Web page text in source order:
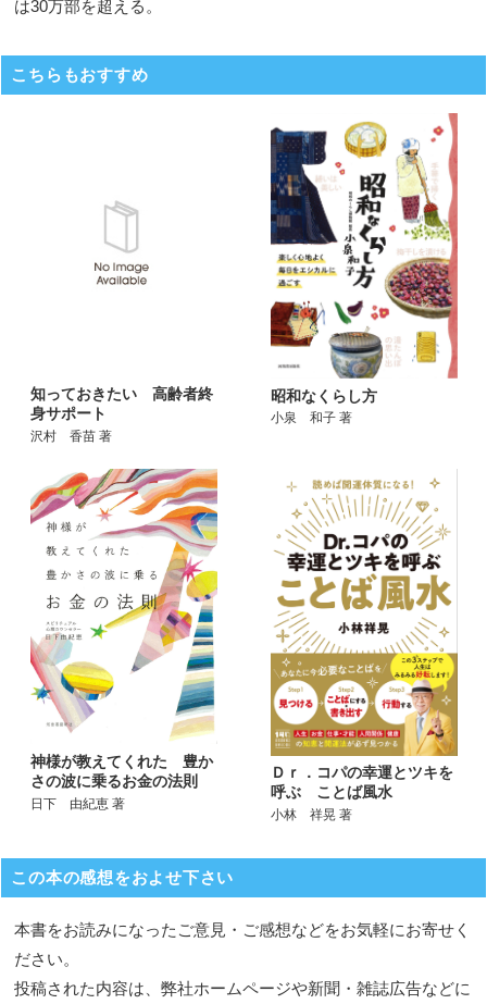
は30万部を超える。
こちらもおすすめ
知っておきたい 高齢者終
身サポート
沢村 香苗 著
昭和なくらし方
小泉 和子 著
神様が教えてくれた 豊か
さの波に乗るお金の法則
日下 由紀恵 著
Ｄｒ．コパの幸運とツキを
呼ぶ ことば風水
小林 祥晃 著
この本の感想をおよせ下さい
本書をお読みになったご意見・ご感想などをお気軽にお寄せく
ださい。
投稿された内容は、弊社ホームページや新聞・雑誌広告などに